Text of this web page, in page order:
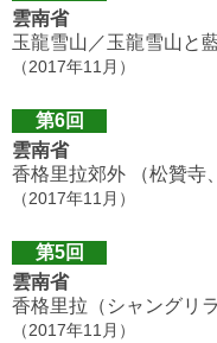
雲南省
玉龍雪山／玉龍雪山と
（2017年11月）
第6回
雲南省
香格里拉郊外 （松贊寺
（2017年11月）
第5回
雲南省
香格里拉（シャングリラ
（2017年11月）